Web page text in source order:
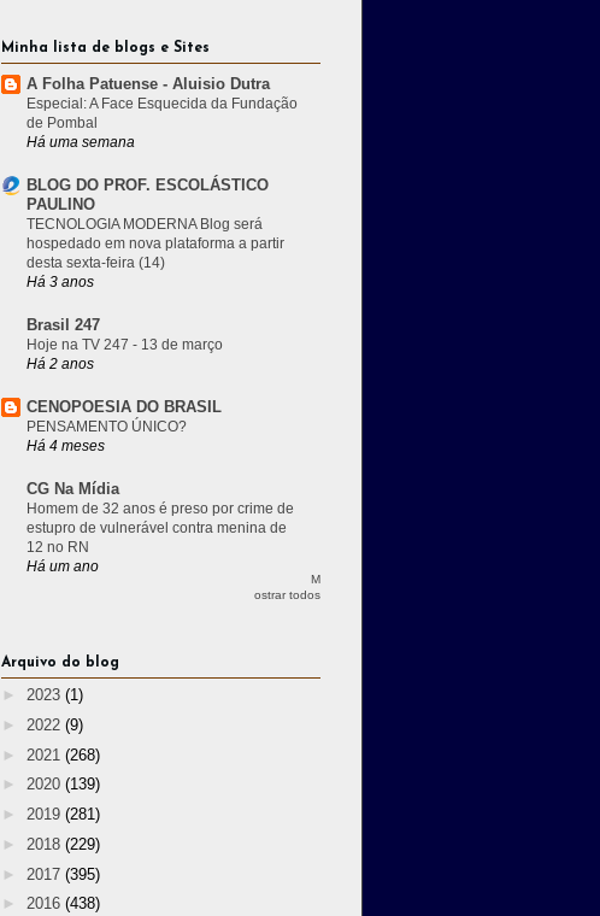
Minha lista de blogs e Sites
A Folha Patuense - Aluisio Dutra
Especial: A Face Esquecida da Fundação
de Pombal
Há uma semana
BLOG DO PROF. ESCOLÁSTICO
PAULINO
TECNOLOGIA MODERNA Blog será
hospedado em nova plataforma a partir
desta sexta-feira (14)
Há 3 anos
Brasil 247
Hoje na TV 247 - 13 de março
Há 2 anos
CENOPOESIA DO BRASIL
PENSAMENTO ÚNICO?
Há 4 meses
CG Na Mídia
Homem de 32 anos é preso por crime de
estupro de vulnerável contra menina de
12 no RN
Há um ano
M
ostrar todos
Arquivo do blog
► 2023 (1)
► 2022 (9)
► 2021 (268)
► 2020 (139)
► 2019 (281)
► 2018 (229)
► 2017 (395)
► 2016 (438)